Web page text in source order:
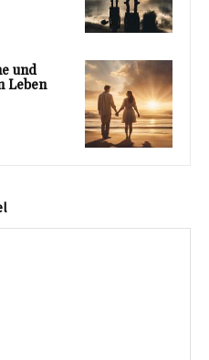
und
Leben